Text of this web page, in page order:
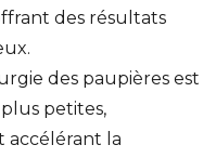
des résultats
des paupières est
plus petites,
accélérant la